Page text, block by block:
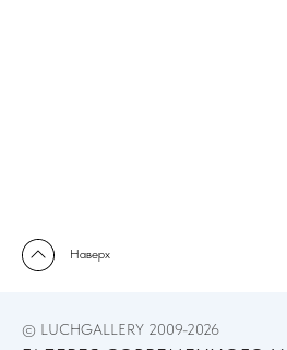
Наверх
© LUCHGALLERY 2009-2026